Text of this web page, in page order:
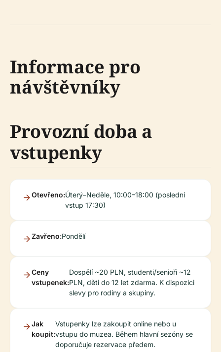
Informace pro
návštěvníky
Provozní doba a
vstupenky
Otevřeno:Úterý–Neděle, 10:00–18:00 (poslední
vstup 17:30)
Zavřeno:Pondělí
Ceny
vstupenek:
Dospělí ~20 PLN, studenti/senioři ~12
PLN, děti do 12 let zdarma. K dispozici
slevy pro rodiny a skupiny.
Jak
koupit:
Vstupenky lze zakoupit online nebo u
vstupu do muzea. Během hlavní sezóny se
doporučuje rezervace předem.